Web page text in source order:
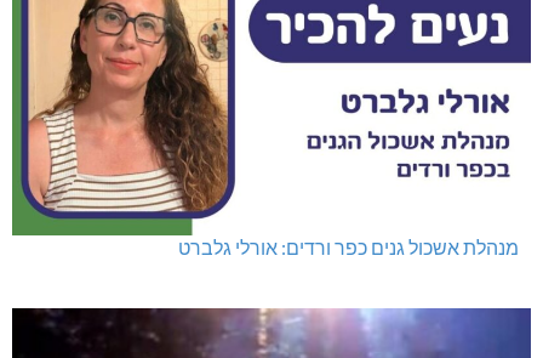
מנהלת אשכול גנים כפר ורדים: אורלי גלברט